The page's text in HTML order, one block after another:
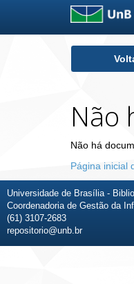
Não
Não há
Página inicial
Universidade de Brasília -
Coordenadoria de Gestão da
(61) 3107-2683
repositorio@unb.br